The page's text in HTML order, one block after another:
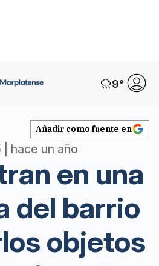
9°
Añadir como fuente en
| hace un año
en una
del barrio
objetos